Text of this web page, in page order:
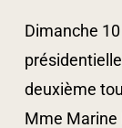
Dimanche
deuxième
Mme Marine